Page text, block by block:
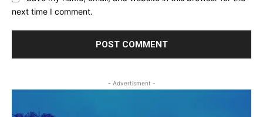
next time I comment.
- Advertisment -